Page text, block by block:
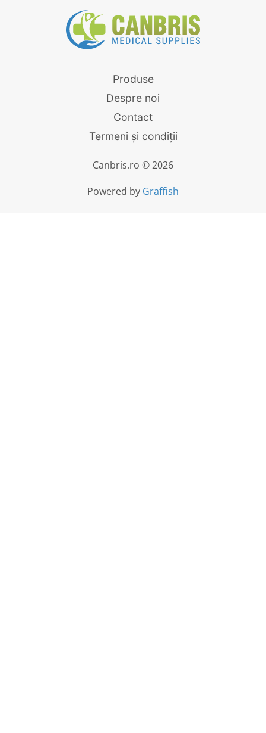
Produse
Despre noi
Contact
Termeni și condiții
Canbris.ro © 2026
Powered by Graffish